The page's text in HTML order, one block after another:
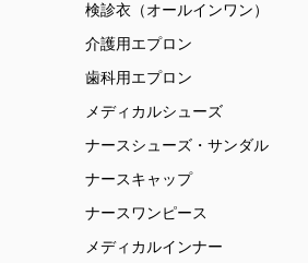
検診衣（オールインワン）
介護用エプロン
歯科用エプロン
メディカルシューズ
ナースシューズ・サンダル
ナースキャップ
ナースワンピース
メディカルインナー